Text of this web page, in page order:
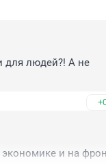
для людей?! А не
и на